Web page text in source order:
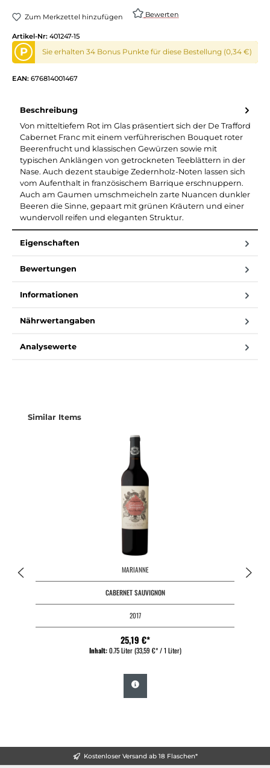
Zum Merkzettel hinzufügen Bewerten
Artikel-Nr: 401247-15
P Sie erhalten 34 Bonus Punkte für diese Bestellung (0,34 €)
EAN: 676814001467
Beschreibung
Von mitteltiefem Rot im Glas präsentiert sich der De Trafford
Cabernet Franc mit einem verführerischen Bouquet roter
Beerenfrucht und klassischen Gewürzen sowie mit
typischen Anklängen von getrockneten Teeblättern in der
Nase. Auch dezent staubige Zedernholz-Noten lassen sich
vom Aufenthalt in französischem Barrique erschnuppern.
Auch am Gaumen umschmeicheln zarte Nuancen dunkler
Beeren die Sinne, gepaart mit grünen Kräutern und einer
wundervoll reifen und eleganten Struktur.
Eigenschaften
Bewertungen
Informationen
Nährwertangaben
Analysewerte
Produktgalerie überspringen
Similar Items
MARIANNE
CABERNET SAUVIGNON
2017
25,19 €*
Inhalt:0.75 Liter(33,59 €* / 1 Liter)
Kostenloser Versand ab 18 Flaschen*